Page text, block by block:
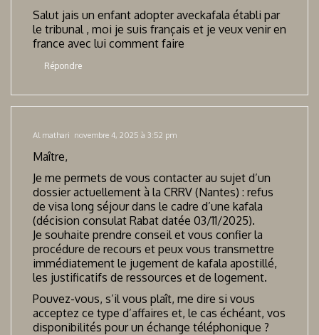
Salut jais un enfant adopter aveckafala établi par
le tribunal , moi je suis français et je veux venir en
france avec lui comment faire
Répondre
Al mathari novembre 4, 2025 à 3:52 pm
Maître,
Je me permets de vous contacter au sujet d’un
dossier actuellement à la CRRV (Nantes) : refus
de visa long séjour dans le cadre d’une kafala
(décision consulat Rabat datée 03/11/2025).
Je souhaite prendre conseil et vous confier la
procédure de recours et peux vous transmettre
immédiatement le jugement de kafala apostillé,
les justificatifs de ressources et de logement.
Pouvez-vous, s’il vous plaît, me dire si vous
acceptez ce type d’affaires et, le cas échéant, vos
disponibilités pour un échange téléphonique ?